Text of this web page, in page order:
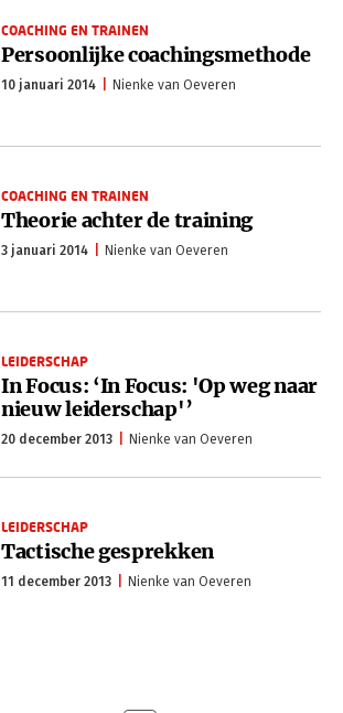
COACHING EN TRAINEN
Persoonlijke coachingsmethode
10 januari 2014 Nienke van Oeveren
COACHING EN TRAINEN
Theorie achter de training
3 januari 2014 Nienke van Oeveren
LEIDERSCHAP
In Focus: ‘In Focus: 'Op weg naar
nieuw leiderschap'’
20 december 2013 Nienke van Oeveren
LEIDERSCHAP
Tactische gesprekken
11 december 2013 Nienke van Oeveren